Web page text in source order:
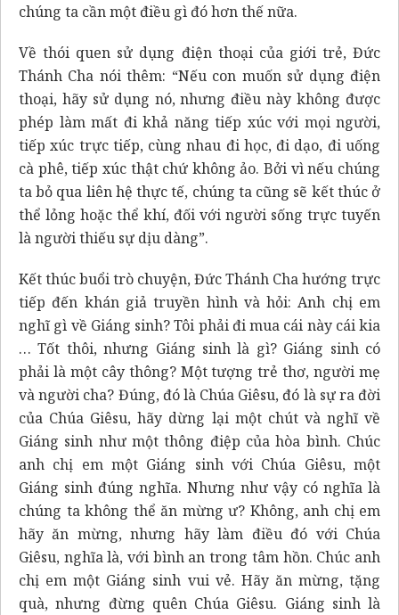
chúng ta cần một điều gì đó hơn thế nữa.
Về thói quen sử dụng điện thoại của giới trẻ, Đức
Thánh Cha nói thêm: “Nếu con muốn sử dụng điện
thoại, hãy sử dụng nó, nhưng điều này không được
phép làm mất đi khả năng tiếp xúc với mọi người,
tiếp xúc trực tiếp, cùng nhau đi học, đi dạo, đi uống
cà phê, tiếp xúc thật chứ không ảo. Bởi vì nếu chúng
ta bỏ qua liên hệ thực tế, chúng ta cũng sẽ kết thúc ở
thể lỏng hoặc thể khí, đối với người sống trực tuyến
là người thiếu sự dịu dàng”.
Kết thúc buổi trò chuyện, Đức Thánh Cha hướng trực
tiếp đến khán giả truyền hình và hỏi: Anh chị em
nghĩ gì về Giáng sinh? Tôi phải đi mua cái này cái kia
… Tốt thôi, nhưng Giáng sinh là gì? Giáng sinh có
phải là một cây thông? Một tượng trẻ thơ, người mẹ
và người cha? Đúng, đó là Chúa Giêsu, đó là sự ra đời
của Chúa Giêsu, hãy dừng lại một chút và nghĩ về
Giáng sinh như một thông điệp của hòa bình. Chúc
anh chị em một Giáng sinh với Chúa Giêsu, một
Giáng sinh đúng nghĩa. Nhưng như vậy có nghĩa là
chúng ta không thể ăn mừng ư? Không, anh chị em
hãy ăn mừng, nhưng hãy làm điều đó với Chúa
Giêsu, nghĩa là, với bình an trong tâm hồn. Chúc anh
chị em một Giáng sinh vui vẻ. Hãy ăn mừng, tặng
quà, nhưng đừng quên Chúa Giêsu. Giáng sinh là